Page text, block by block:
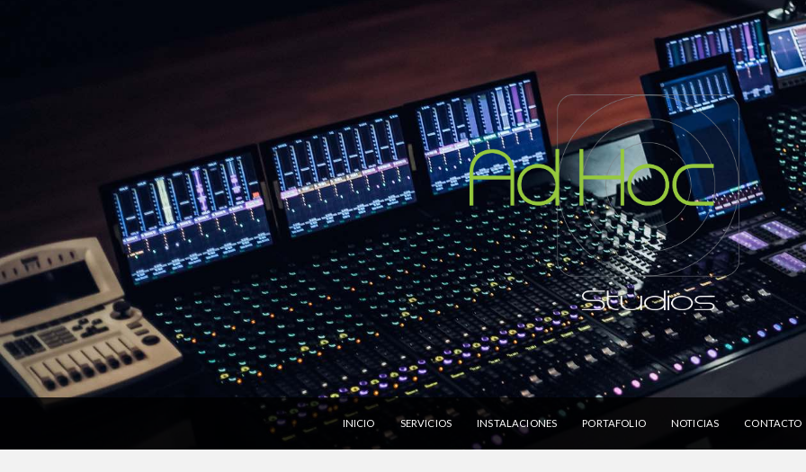
INICIO SERVICIOS INSTALACIONES PORTAFOLIO NOTICIAS CONTACTO